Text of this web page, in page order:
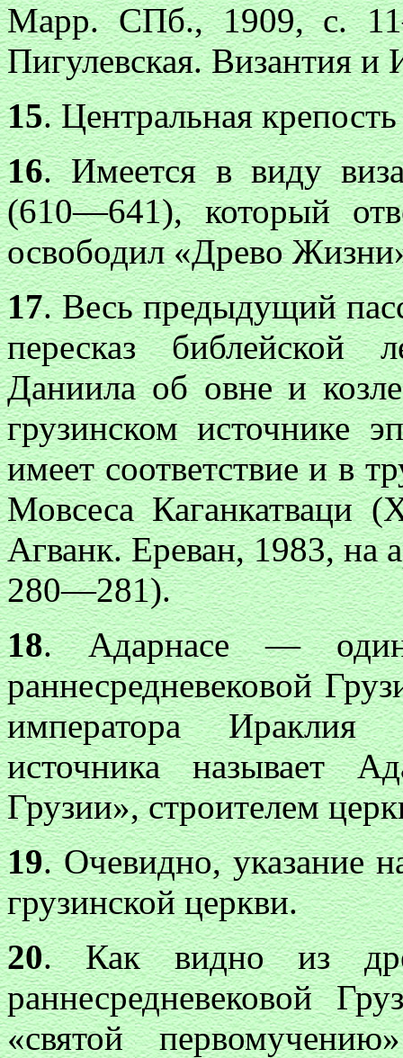
Марр. СПб., 1909, с.
Пигулевская. Византия и
15. Центральная
16. Имеется в виду
(610—641), который
освободил «Древо
17. Весь предыдущий
пересказ библейской
Даниила об овне и
грузинском источнике
имеет соответствие и в
Мовсеса Каганкатваци (
Агванк. Ереван, 1983, на
280—281).
18. Адарнасе — один
раннесредневековой
императора
источника называет
Грузии», строителем
19. Очевидно, указание
грузинской церкви.
20. Как видно из
раннесредневековой
«святой